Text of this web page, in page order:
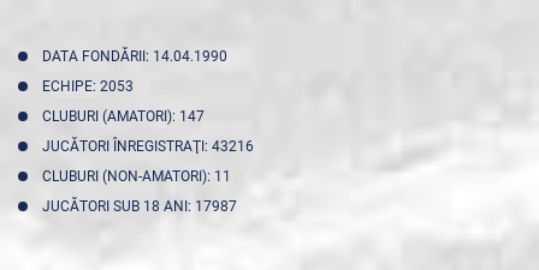
DATA FONDĂRII: 14.04.1990
ECHIPE: 2053
CLUBURI (AMATORI): 147
JUCĂTORI ÎNREGISTRAŢI: 43216
CLUBURI (NON-AMATORI): 11
JUCĂTORI SUB 18 ANI: 17987